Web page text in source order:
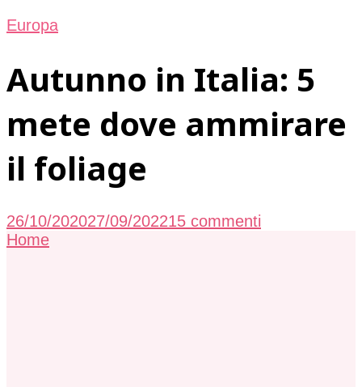
Europa
Autunno in Italia: 5
mete dove ammirare
il foliage
26/10/202027/09/202215 commenti
Home